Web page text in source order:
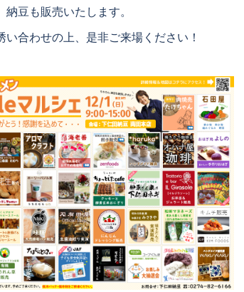
納豆も販売いたします。
い合わせの上、是非ご来場ください！